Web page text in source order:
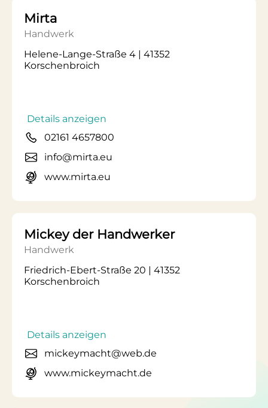
Mirta
Handwerk
Helene-Lange-Straße 4 | 41352
Korschenbroich
Details anzeigen
02161 4657800
info@mirta.eu
www.mirta.eu
Mickey der Handwerker
Handwerk
Friedrich-Ebert-Straße 20 | 41352
Korschenbroich
Details anzeigen
mickeymacht@web.de
www.mickeymacht.de